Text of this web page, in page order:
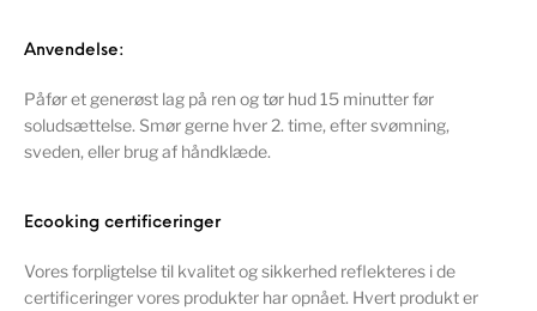
Anvendelse:
Påfør et generøst lag på ren og tør hud 15 minutter før
soludsættelse. Smør gerne hver 2. time, efter svømning,
sveden, eller brug af håndklæde.
Ecooking certificeringer
Vores forpligtelse til kvalitet og sikkerhed reflekteres i de
certificeringer vores produkter har opnået. Hvert produkt er